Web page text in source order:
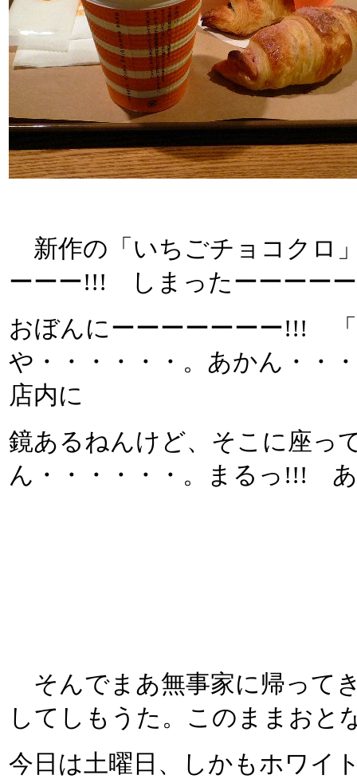
新作の「いちごチョコクロ
ーーー!!! しまったーーーー
おぼんにーーーーーーー!!!
や・・・・・・。あかん・・
店内に
鏡あるねんけど、そこに座っ
ん・・・・・・。まるっ!!!
そんでまあ無事家に帰って
してしもうた。このままおと
今日は土曜日、しかもホワイ